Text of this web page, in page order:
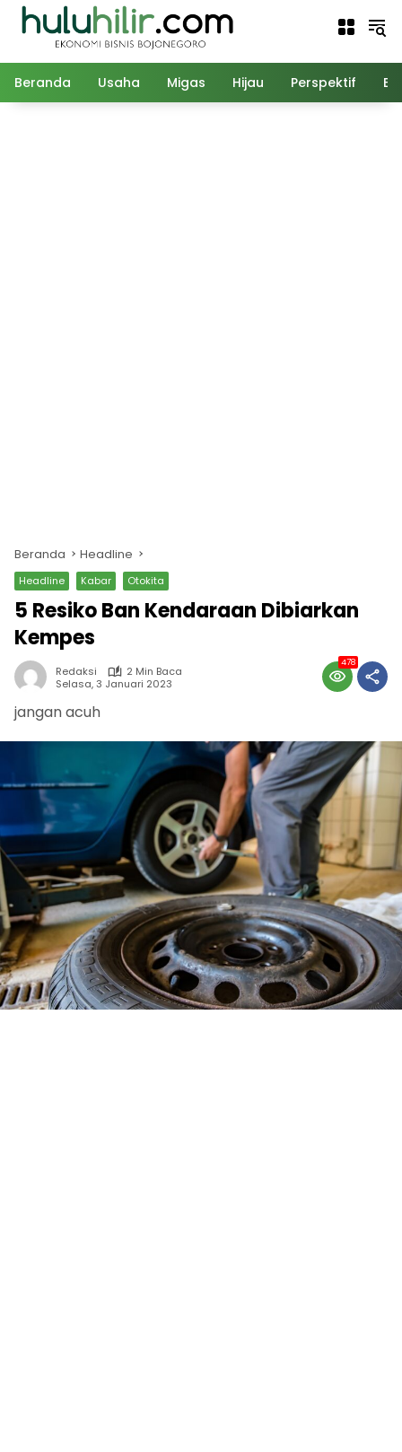
Langsung
Beranda Usaha Migas Hijau Perspektif
Beranda Headline
Headline Kabar Otokita
5 Resiko Ban Kendaraan Dibiarkan
Kempes
Redaksi
2 Min Baca
Selasa, 3 Januari 2023
478
jangan acuh